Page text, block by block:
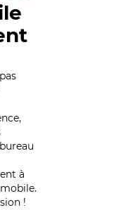
à
!